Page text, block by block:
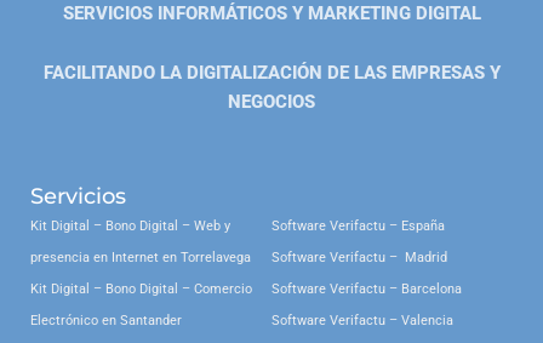
SERVICIOS INFORMÁTICOS Y MARKETING DIGITAL
FACILITANDO LA DIGITALIZACIÓN DE LAS EMPRESAS Y
NEGOCIOS
Servicios
Kit Digital – Bono Digital – Web y
presencia en Internet en Torrelavega
Kit Digital – Bono Digital – Comercio
Electrónico en Santander
Software Verifactu – España
Software Verifactu – Madrid
Software Verifactu – Barcelona
Software Verifactu – Valencia